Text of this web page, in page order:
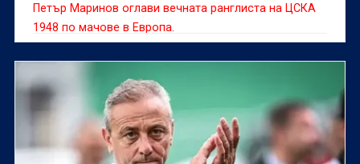
Петър Маринов оглави вечната ранглиста на ЦСКА
1948 по мачове в Европа.